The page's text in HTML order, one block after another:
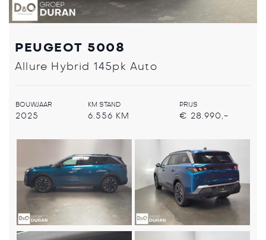
PEUGEOT 5008
Allure Hybrid 145pk Auto
BOUWJAAR
2025
KM STAND
6.556 KM
PRIJS
€ 28.990,-